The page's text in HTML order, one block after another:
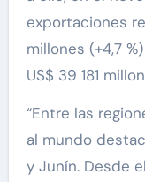
exportaciones
millones (+4,7
US$ 39 181
“Entre las
al mundo
y Junín. Desde